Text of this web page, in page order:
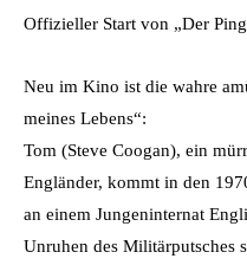
Offizieller Start von „Der
Neu im Kino ist die wahre
meines Lebens“:
Tom (Steve Coogan), ein
Engländer, kommt in den
an einem Jungeninternat
Unruhen des Militärputsches